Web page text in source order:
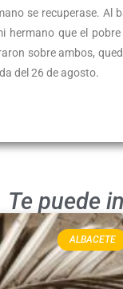
se recuperase. Al
que el
sobre ambos,
del 26 de agosto.
Te puede
ALBACETE